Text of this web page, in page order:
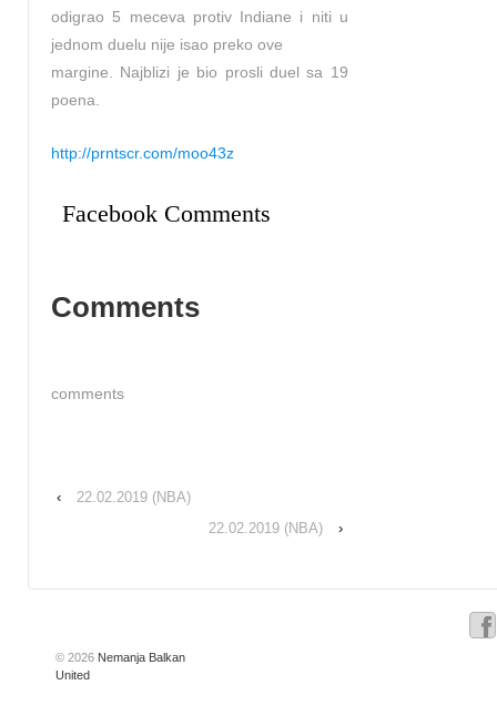
odigrao 5 meceva protiv Indiane i niti u
jednom duelu nije isao preko ove
margine. Najblizi je bio prosli duel sa 19
poena.
http://prntscr.com/moo43z
Facebook Comments
Comments
comments
‹
22.02.2019 (NBA)
22.02.2019 (NBA)
›
© 2026 Nemanja Balkan
United